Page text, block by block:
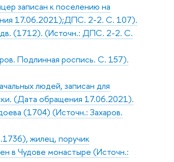
записан к поселению на
17.06.2021);ДПС. 2-2. С. 107).
дв. (1712). (Источн.: ДПС. 2-2. С.
Подлинная роспись. С. 157).
людей, записан для
(Дата обращения 17.06.2021).
(1704) (Источн.: Захаров.
жилец, поручик
в Чудове монастыре (Источн.: